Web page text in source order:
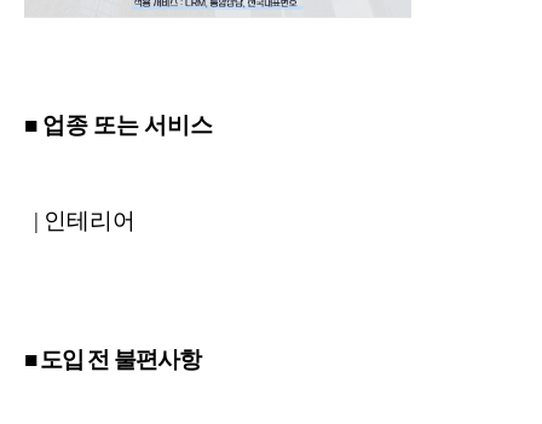
■ 업종 또는 서비스
| 인테리어
■ 도입 전 불편사항